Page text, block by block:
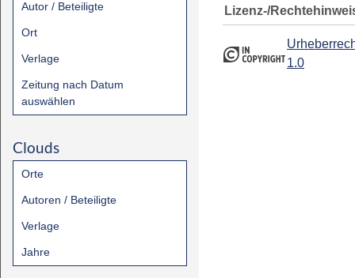
Autor / Beteiligte
Ort
Verlage
Zeitung nach Datum
auswählen
Clouds
Orte
Autoren / Beteiligte
Verlage
Jahre
Lizenz-/
1.0